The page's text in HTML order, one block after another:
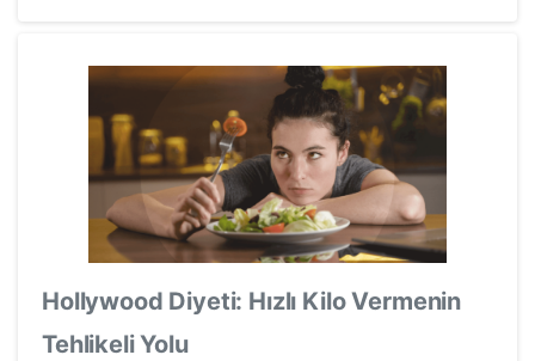
Hollywood Diyeti: Hızlı Kilo Vermenin
Tehlikeli Yolu